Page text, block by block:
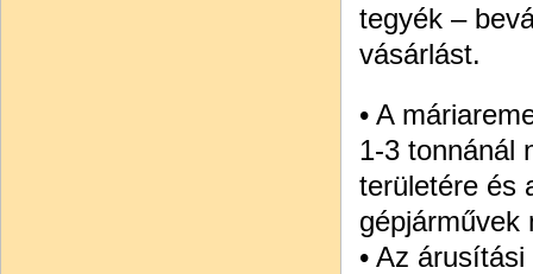
tegyék –
vásárlást.
• A
1-3 tonnánál
területére és
gépjárművek
• Az